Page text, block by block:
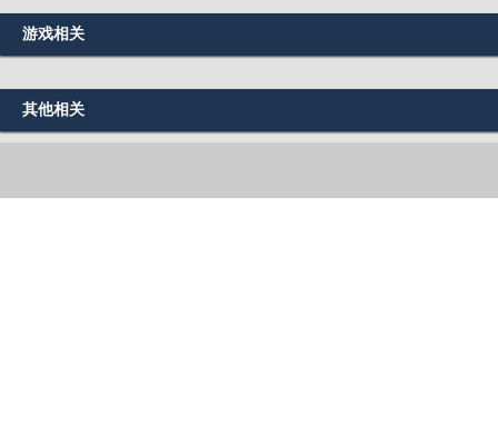
游戏相关
其他相关